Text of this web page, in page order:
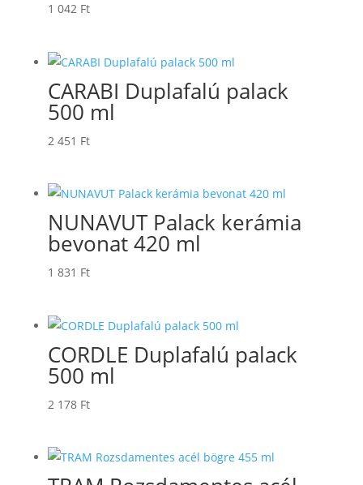
1 042 Ft
CARABI Duplafalú palack
500 ml
2 451 Ft
NUNAVUT Palack kerámia
bevonat 420 ml
1 831 Ft
CORDLE Duplafalú palack
500 ml
2 178 Ft